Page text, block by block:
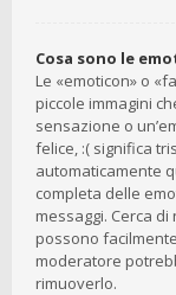
Cosa sono le
Le «emoticon» o
piccole immagini
sensazione o
felice, :( significa
automaticamente
completa delle
messaggi. Cerca
possono
moderatore
rimuoverlo.